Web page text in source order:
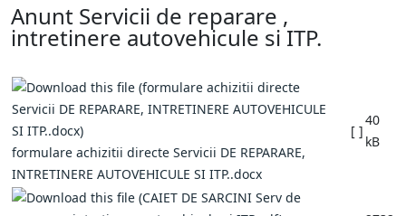
Anunt Servicii de reparare ,
intretinere autovehicule si ITP.
formulare achizitii directe Servicii DE REPARARE,
INTRETINERE AUTOVEHICULE SI ITP..docx
[ ]
40
kB